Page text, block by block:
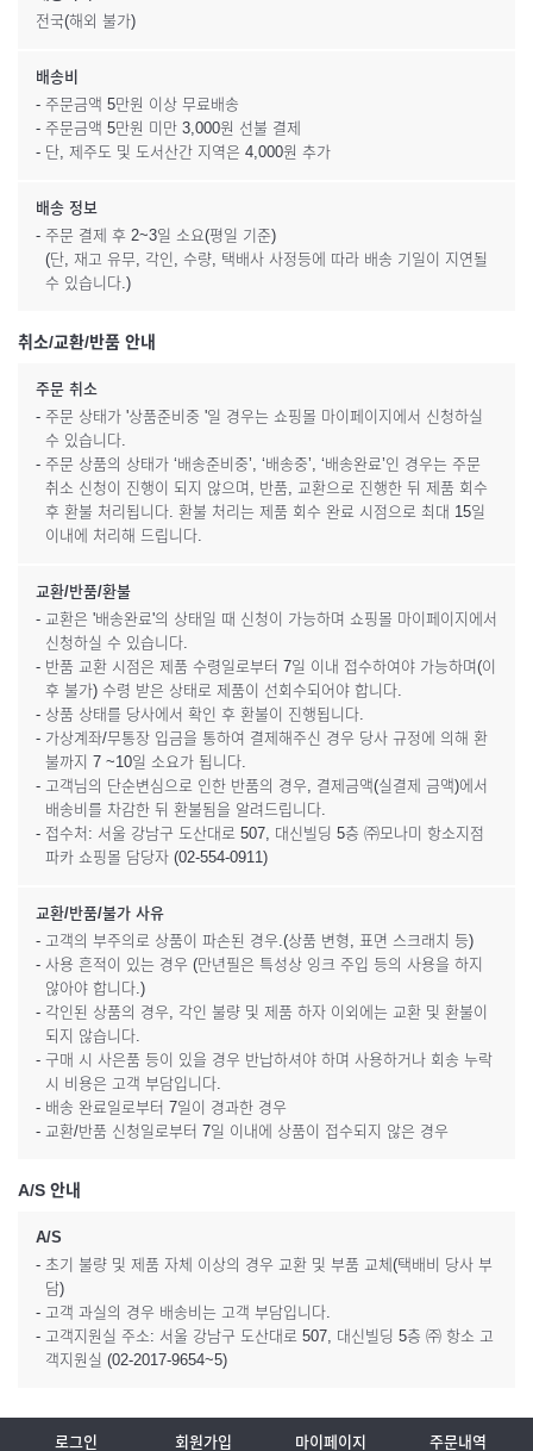
전국(해외 불가)
배송비
- 주문금액 5만원 이상 무료배송
- 주문금액 5만원 미만 3,000원 선불 결제
- 단, 제주도 및 도서산간 지역은 4,000원 추가
배송 정보
- 주문 결제 후 2~3일 소요(평일 기준)
(단, 재고 유무, 각인, 수량, 택배사 사정등에 따라 배송 기일이 지연될
수 있습니다.)
취소/교환/반품 안내
주문 취소
- 주문 상태가 '상품준비중 '일 경우는 쇼핑몰 마이페이지에서 신청하실
수 있습니다.
- 주문 상품의 상태가 ‘배송준비중’, ‘배송중’, ‘배송완료’인 경우는 주문
취소 신청이 진행이 되지 않으며, 반품, 교환으로 진행한 뒤 제품 회수
후 환불 처리됩니다. 환불 처리는 제품 회수 완료 시점으로 최대 15일
이내에 처리해 드립니다.
교환/반품/환불
- 교환은 '배송완료'의 상태일 때 신청이 가능하며 쇼핑몰 마이페이지에서
신청하실 수 있습니다.
- 반품 교환 시점은 제품 수령일로부터 7일 이내 접수하여야 가능하며(이
후 불가) 수령 받은 상태로 제품이 선회수되어야 합니다.
- 상품 상태를 당사에서 확인 후 환불이 진행됩니다.
- 가상계좌/무통장 입금을 통하여 결제해주신 경우 당사 규정에 의해 환
불까지 7 ~10일 소요가 됩니다.
- 고객님의 단순변심으로 인한 반품의 경우, 결제금액(실결제 금액)에서
배송비를 차감한 뒤 환불됨을 알려드립니다.
- 접수처: 서울 강남구 도산대로 507, 대신빌딩 5층 ㈜모나미 항소지점
파카 쇼핑몰 담당자 (02-554-0911)
교환/반품/불가 사유
- 고객의 부주의로 상품이 파손된 경우.(상품 변형, 표면 스크래치 등)
- 사용 흔적이 있는 경우 (만년필은 특성상 잉크 주입 등의 사용을 하지
않아야 합니다.)
- 각인된 상품의 경우, 각인 불량 및 제품 하자 이외에는 교환 및 환불이
되지 않습니다.
- 구매 시 사은품 등이 있을 경우 반납하셔야 하며 사용하거나 회송 누락
시 비용은 고객 부담입니다.
- 배송 완료일로부터 7일이 경과한 경우
- 교환/반품 신청일로부터 7일 이내에 상품이 접수되지 않은 경우
A/S 안내
A/S
- 초기 불량 및 제품 자체 이상의 경우 교환 및 부품 교체(택배비 당사 부
담)
- 고객 과실의 경우 배송비는 고객 부담입니다.
- 고객지원실 주소: 서울 강남구 도산대로 507, 대신빌딩 5층 ㈜ 항소 고
객지원실 (02-2017-9654~5)
로그인 회원가입 마이페이지 주문내역